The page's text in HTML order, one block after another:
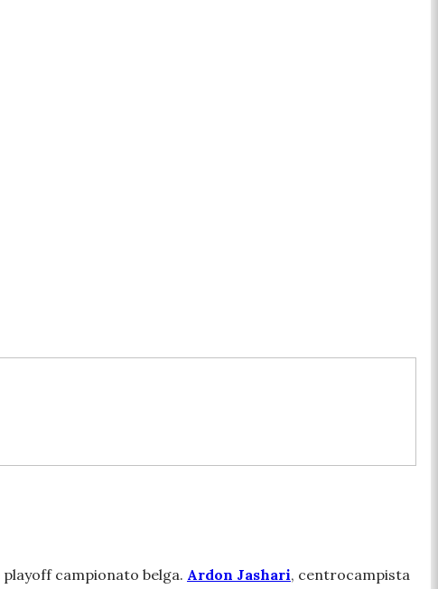
campionato belga. Ardon Jashari, centrocampista